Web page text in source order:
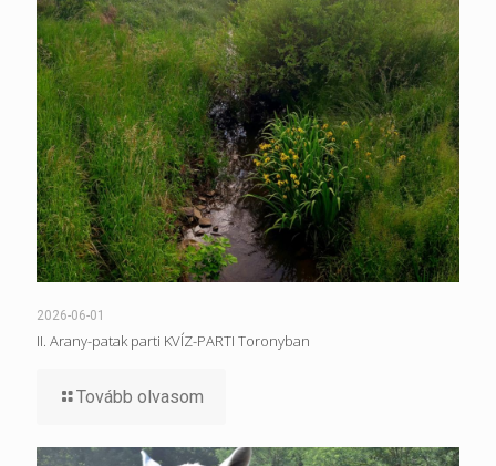
2026-06-01
II. Arany-patak parti KVÍZ-PARTI Toronyban
Tovább olvasom